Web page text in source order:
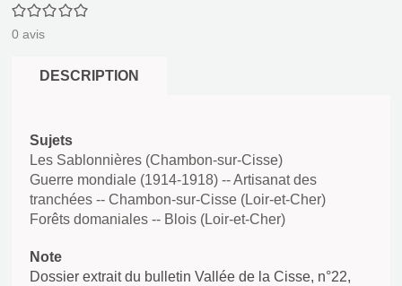
0/5
0 avis
DESCRIPTION
Sujets
Les Sablonnières (Chambon-sur-Cisse)
Guerre mondiale (1914-1918) -- Artisanat des
tranchées -- Chambon-sur-Cisse (Loir-et-Cher)
Forêts domaniales -- Blois (Loir-et-Cher)
Note
Dossier extrait du bulletin Vallée de la Cisse, n°22,